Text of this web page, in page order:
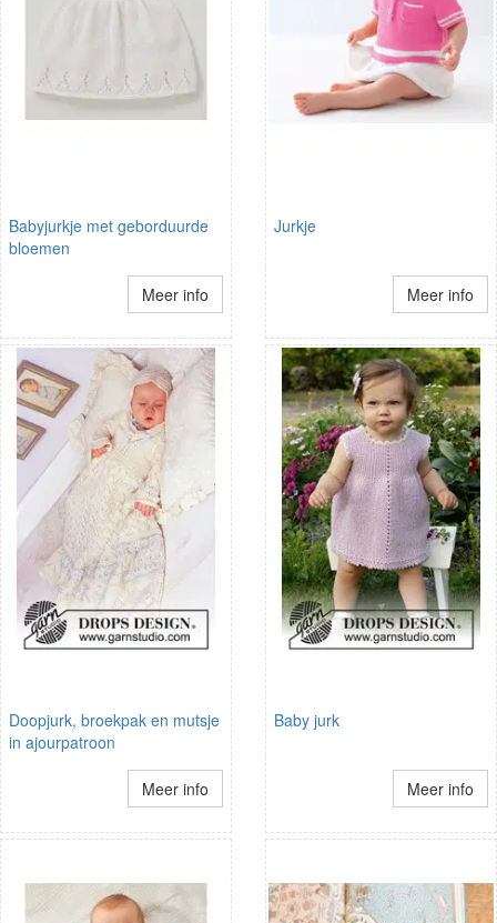
Babyjurkje met geborduurde
bloemen
Meer info
Jurkje
Meer info
Doopjurk, broekpak en mutsje
in ajourpatroon
Meer info
Baby jurk
Meer info